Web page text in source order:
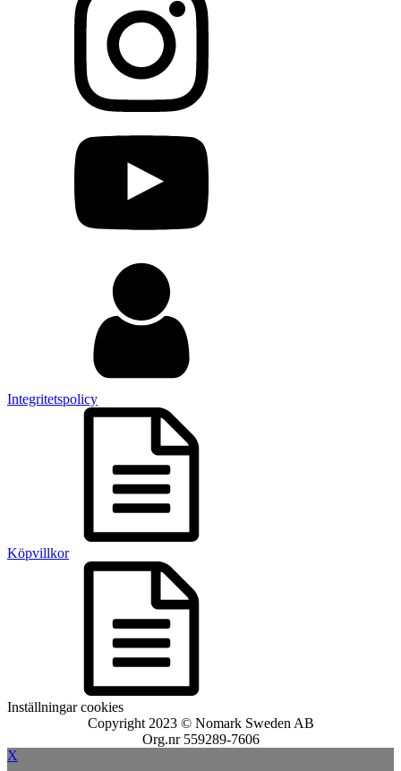
Integritetspolicy
Köpvillkor
Inställningar cookies
Copyright 2023 © Nomark Sweden AB
Org.nr 559289-7606
X